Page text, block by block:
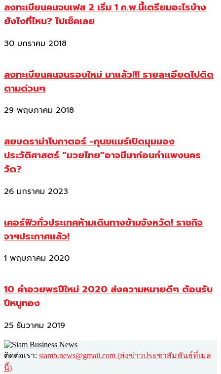
ลงทะเบียนคนจนเฟส 2 เริ่ม 1 ก.พ.นี้เตรียมอะไรบ้าง
ยังไงที่ไหน? ไปเช็คเลย
30 มกราคม 2018
ลงทะเบียนคนจนรอบใหม่ มาแล้ว!!! รายละเอียดไปติด
ตามด่วนๆ
29 พฤษภาคม 2018
สยบดราม่าโบกาตอร์ -กุนขแมร์เปิดมุมมอง
ประวัติศาสตร์ “มวยไทย”อาจมีมาก่อนกำแพงนคร
วัด?
26 มกราคม 2023
เคอร์ฟิวทั่วประเทศห้ามเดินทางข้ามจังหวัด! ราชกิจ
จาฯประกาศแล้ว!
1 พฤษภาคม 2020
10 คำอวยพรปีใหม่ 2020 ส่งความหมายดีๆ ต้อนรับ
ปีหนูทอง
25 ธันวาคม 2019
ติดต่อเรา: siamb.news@gmail.com (ส่งข่าวประชาสัมพันธ์ที่เมล
นี้)